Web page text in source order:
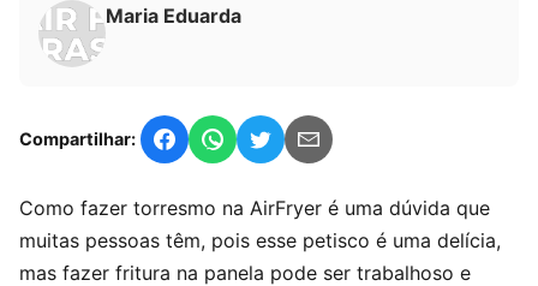
Maria Eduarda
Compartilhar:
Como fazer torresmo na AirFryer é uma dúvida que
muitas pessoas têm, pois esse petisco é uma delícia,
mas fazer fritura na panela pode ser trabalhoso e